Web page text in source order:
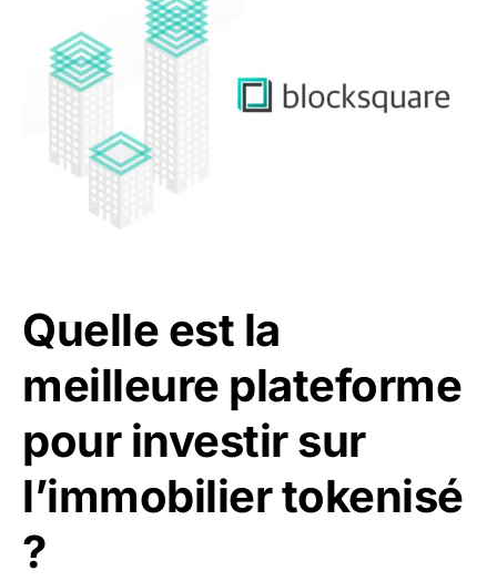
Quelle est la
meilleure plateforme
pour investir sur
l’immobilier tokenisé
?